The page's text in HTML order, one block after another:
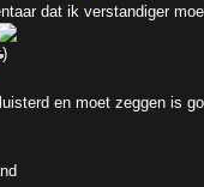
dat ik verstandiger
en moet zeggen is